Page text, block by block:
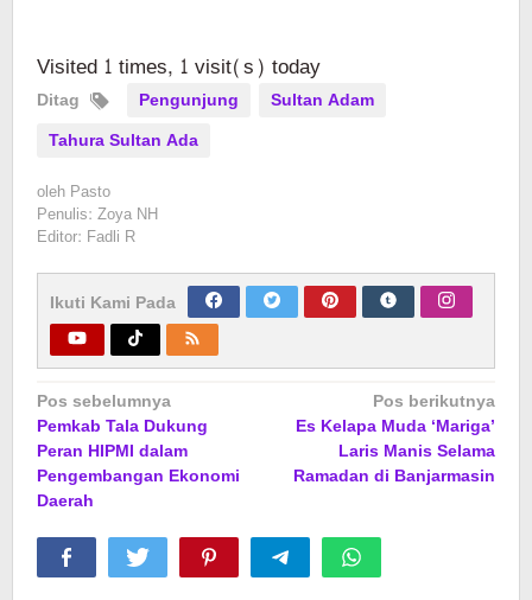
Visited 1 times, 1 visit(s) today
Ditag Pengunjung
Sultan Adam
Tahura Sultan Ada
oleh Pasto
Penulis: Zoya NH
Editor: Fadli R
Ikuti Kami Pada
Navigasi
pos
Pos sebelumnya
Pemkab Tala Dukung
Peran HIPMI dalam
Pengembangan Ekonomi
Daerah
Pos berikutnya
Es Kelapa Muda ‘Mariga’
Laris Manis Selama
Ramadan di Banjarmasin